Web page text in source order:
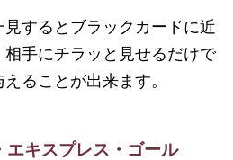
するとブラックカードに近
手にチラッと見せるだけで
ることが出来ます。
エキスプレス・ゴール